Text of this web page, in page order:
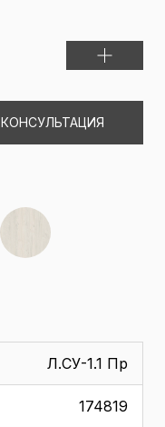
КОНСУЛЬТАЦИЯ
Л.СУ-1.1 Пр
174819